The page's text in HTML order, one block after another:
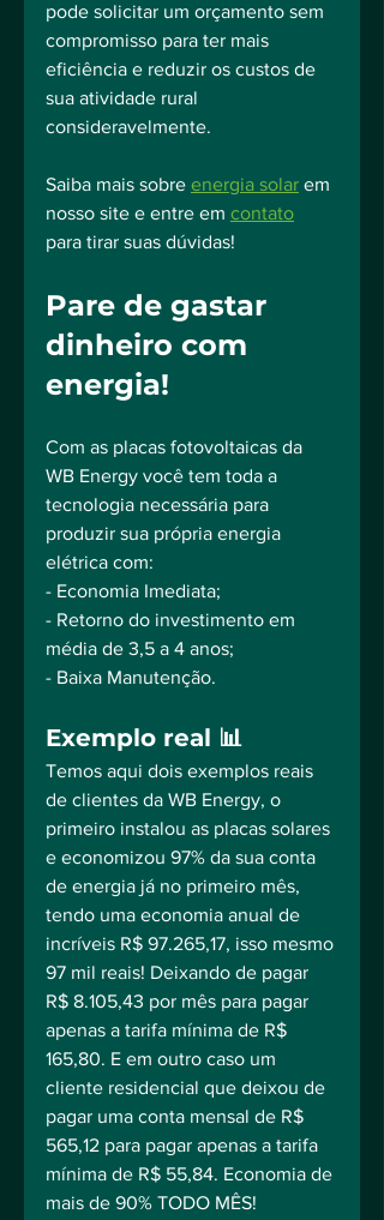
pode solicitar um orçamento sem
compromisso para ter mais
eficiência e reduzir os custos de
sua atividade rural
consideravelmente.
Saiba mais sobre energia solar em
nosso site e entre em contato
para tirar suas dúvidas!
Pare de gastar
dinheiro com
energia!
Com as placas fotovoltaicas da
WB Energy você tem toda a
tecnologia necessária para
produzir sua própria energia
elétrica com:⠀
- Economia Imediata;⠀
- Retorno do investimento em
média de 3,5 a 4 anos;⠀
- Baixa Manutenção.⠀
Exemplo real 📊⠀
Temos aqui dois exemplos reais
de clientes da WB Energy, o
primeiro instalou as placas solares
e economizou 97% da sua conta
de energia já no primeiro mês,
tendo uma economia anual de
incríveis R$ 97.265,17, isso mesmo
97 mil reais! Deixando de pagar
R$ 8.105,43 por mês para pagar
apenas a tarifa mínima de R$
165,80. E em outro caso um
cliente residencial que deixou de
pagar uma conta mensal de R$
565,12 para pagar apenas a tarifa
mínima de R$ 55,84. Economia de
mais de 90% TODO MÊS!